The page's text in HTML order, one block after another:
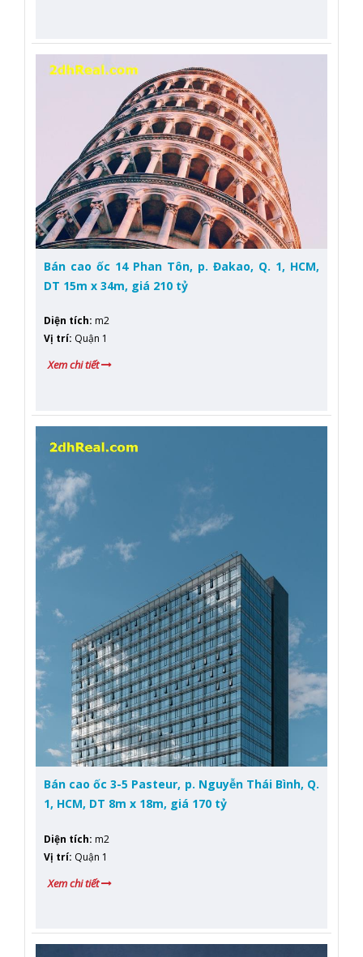
Bán cao ốc 14 Phan Tôn, p. Đakao, Q. 1, HCM,
DT 15m x 34m, giá 210 tỷ
Diện tích: m2
Vị trí: Quận 1
Xem chi tiết
Bán cao ốc 3-5 Pasteur, p. Nguyễn Thái Bình, Q.
1, HCM, DT 8m x 18m, giá 170 tỷ
Diện tích: m2
Vị trí: Quận 1
Xem chi tiết